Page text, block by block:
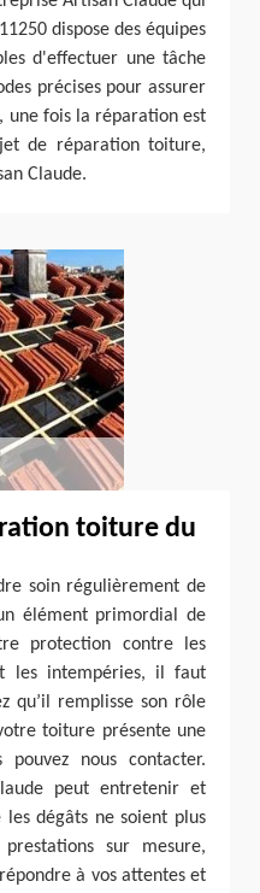
dispose des équipes
d'effectuer une tâche
précises pour assurer
une fois la réparation est
de réparation toiture,
Claude.
toiture du
soin régulièrement de
élément primordial de
protection contre les
les intempéries, il faut
qu’il remplisse son rôle
toiture présente une
pouvez nous contacter.
peut entretenir et
dégâts ne soient plus
sur mesure,
à vos attentes et